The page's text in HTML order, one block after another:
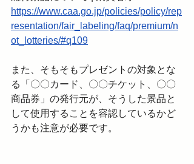
https://www.caa.go.jp/policies/policy/rep
resentation/fair_labeling/faq/premium/n
ot_lotteries/#q109
また、そもそもプレゼントの対象とな
る「〇〇カード、〇〇チケット、〇〇
商品券」の発行元が、そうした景品と
して使用することを容認しているかど
うかも注意が必要です。